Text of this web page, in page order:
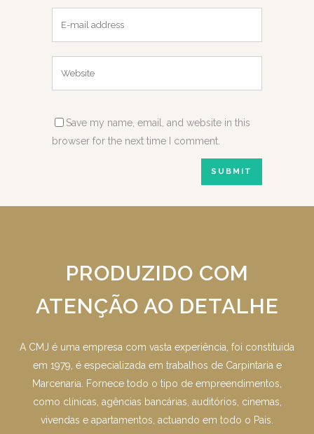
Save my name, email, and website in this
browser for the next time I comment.
PRODUZIDO COM
ATENÇÃO AO DETALHE
A CMJ é uma empresa com vasta experiência, foi constituida
em 1979, é especializada em trabalhos de Carpintaria e
Marcenaria. Fornece todo o tipo de empreendimentos,
como clínicas, agências bancárias, auditórios, cinemas,
vivendas e apartamentos, actuando em todo o Pais.